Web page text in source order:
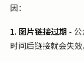
因：
1. 图片链接过期 -
时间后链接就会失